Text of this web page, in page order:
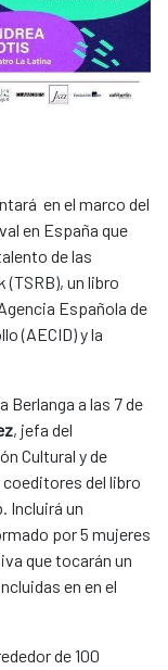
en el marco del
en España que
de las
(TSRB), un libro
Española de
(AECID) y la
Berlanga a las 7 de
, jefa del
Cultural y de
coeditores del libro
Incluirá un
por 5 mujeres
que tocarán un
en en el
de 100